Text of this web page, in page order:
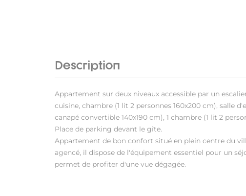
Description
Appartement sur deux niveaux accessible par un
cuisine, chambre (1 lit 2 personnes 160x200 cm), salle
canapé convertible 140x190 cm), 1 chambre (1 lit 2
Place de parking devant le gîte.
Appartement de bon confort situé en plein centre du
agencé, il dispose de l'équipement essentiel pour un
permet de profiter d'une vue dégagée.